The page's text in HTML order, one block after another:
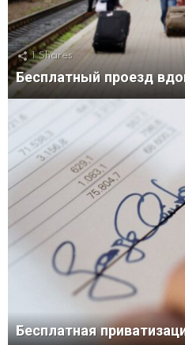
1 Shares
Бесплатный проезд
Бесплатная